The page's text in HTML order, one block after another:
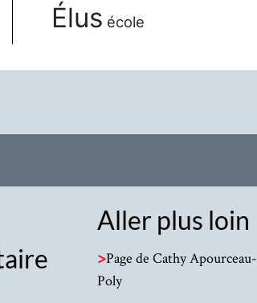
Élus école
Aller plus loin
>Page de Cathy Apourceau-
Poly